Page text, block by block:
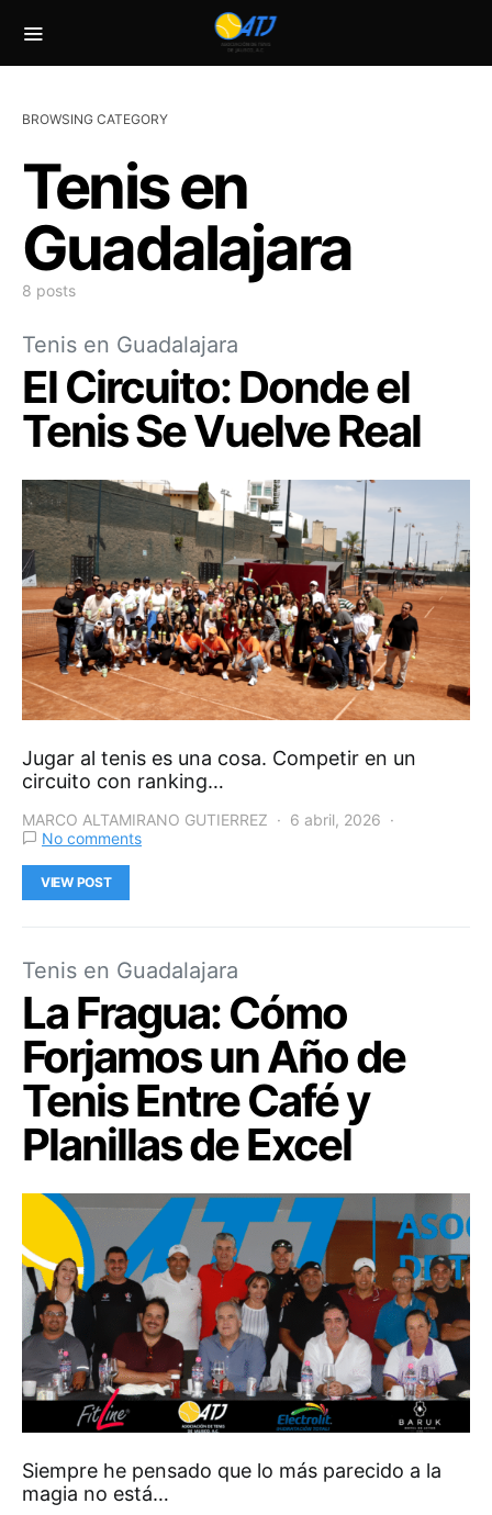
BROWSING CATEGORY
Tenis en
Guadalajara
8 posts
Tenis en Guadalajara
El Circuito: Donde el
Tenis Se Vuelve Real
Jugar al tenis es una cosa. Competir en un
circuito con ranking…
MARCO ALTAMIRANO GUTIERREZ
6 abril, 2026
No comments
VIEW POST
Tenis en Guadalajara
La Fragua: Cómo
Forjamos un Año de
Tenis Entre Café y
Planillas de Excel
Siempre he pensado que lo más parecido a la
magia no está…